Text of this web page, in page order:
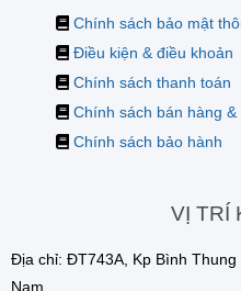
Chính sách bảo mật
Điều kiện & điều khoản
Chính sách thanh toán
Chính sách bán hàng &
Chính sách bảo hành
VỊ TRÍ
Địa chỉ: ĐT743A, Kp Bình
Nam.